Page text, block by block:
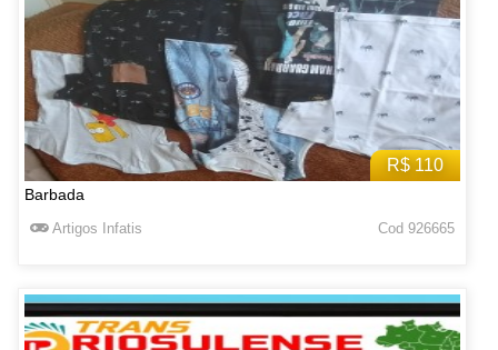
R$ 110
Barbada
Artigos Infatis Cod 926665